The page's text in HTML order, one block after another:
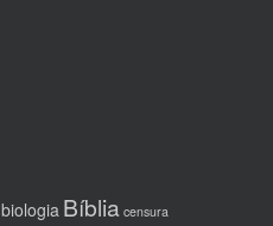
biologia Bíblia censura